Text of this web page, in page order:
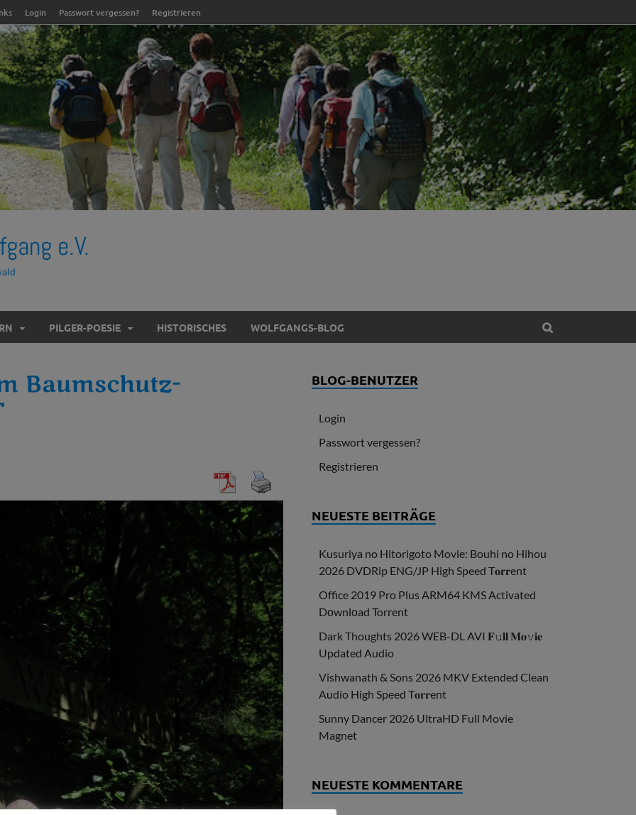
Login Passwort vergessen? Registrieren
e.V.
PILGER-POESIE HISTORISCHES WOLFGANGS-BLOG
Baumschutz-
BLOG-BENUTZER
Login
Passwort vergessen?
Registrieren
NEUESTE BEITRÄGE
Kusuriya no Hitorigoto Movie: Bouhi no Hihou
2026 DVDRip ENG/JP High Speed T𝐨𝐫𝐫ent
Office 2019 Pro Plus ARM64 KMS Activated
Dоwnlоad Torrent
Dark Thoughts 2026 WEB-DL AVI 𝐅𝚞𝐥𝐥 𝐌𝐨𝚟𝐢𝐞
Updated Audio
Vishwanath & Sons 2026 MKV Extended Clean
Audio High Speed T𝐨𝐫𝐫ent
Sunny Dancer 2026 UltraHD Full Movie
Magnet
NEUESTE KOMMENTARE